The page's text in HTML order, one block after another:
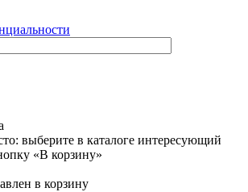
выберите в каталоге интересующий
«В корзину»
в корзину